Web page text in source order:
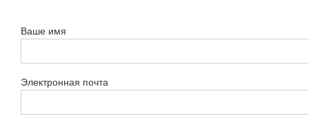
Ваше имя
Электронная почта